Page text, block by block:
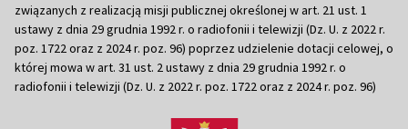
związanych z realizacją misji publicznej określonej w art. 21 ust. 1
ustawy z dnia 29 grudnia 1992 r. o radiofonii i telewizji (Dz. U. z 2022 r.
poz. 1722 oraz z 2024 r. poz. 96) poprzez udzielenie dotacji celowej, o
której mowa w art. 31 ust. 2 ustawy z dnia 29 grudnia 1992 r. o
radiofonii i telewizji (Dz. U. z 2022 r. poz. 1722 oraz z 2024 r. poz. 96)